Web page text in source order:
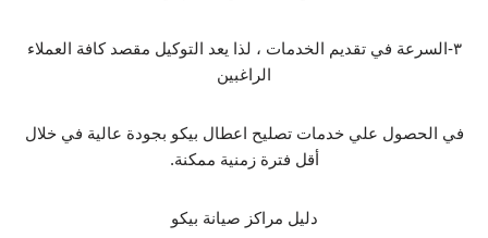
٣-السرعة في تقديم الخدمات ، لذا يعد التوكيل مقصد كافة العملاء
الراغبين
في الحصول علي خدمات تصليح اعطال بيكو بجودة عالية في خلال
أقل فترة زمنية ممكنة.
دليل مراكز صيانة بيكو